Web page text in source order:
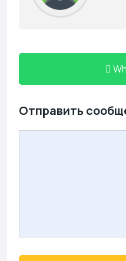
Отправить